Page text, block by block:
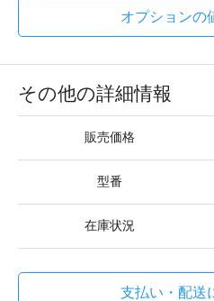
オプションの
その他の詳細情報
販売価格
型番
在庫状況
支払い・配送